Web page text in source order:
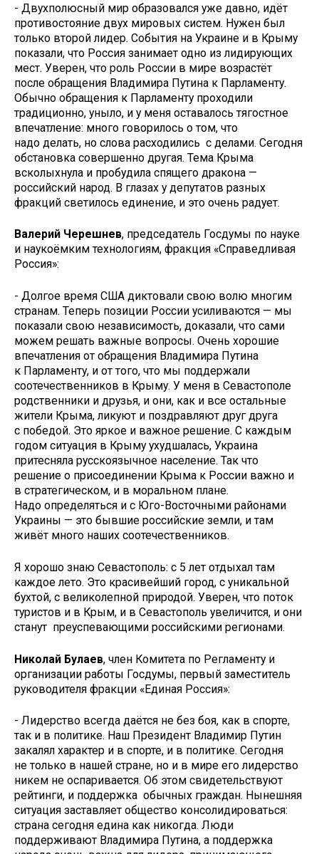
- Двухполюсный мир образовался уже давно, идёт
противостояние двух мировых систем. Нужен был
только второй лидер. События на Украине и в Крыму
показали, что Россия занимает одно из лидирующих
мест. Уверен, что роль России в мире возрастёт
после обращения Владимира Путина к Парламенту.
Обычно обращения к Парламенту проходили
традиционно, уныло, и у меня оставалось тягостное
впечатление: много говорилось о том, что
надо делать, но слова расходились с делами. Сегодня
обстановка совершенно другая. Тема Крыма
всколыхнула и пробудила спящего дракона —
российский народ. В глазах у депутатов разных
фракций светилось единение, и это очень радует.
Валерий Черешнев, председатель Госдумы по науке
и наукоёмким технологиям, фракция «Справедливая
Россия»:
- Долгое время США диктовали свою волю многим
странам. Теперь позиции России усиливаются — мы
показали свою независимость, доказали, что сами
можем решать важные вопросы. Очень хорошие
впечатления от обращения Владимира Путина
к Парламенту, и от того, что мы поддержали
соотечественников в Крыму. У меня в Севастополе
родственники и друзья, и они, как и все остальные
жители Крыма, ликуют и поздравляют друг друга
с победой. Это яркое и важное решение. С каждым
годом ситуация в Крыму ухудшалась, Украина
притесняла русскоязычное население. Так что
решение о присоединении Крыма к России важно и
в стратегическом, и в моральном плане.
Надо определяться и с Юго-Восточными районами
Украины — это бывшие российские земли, и там
живёт много наших соотечественников.
Я хорошо знаю Севастополь: с 5 лет отдыхал там
каждое лето. Это красивейший город, с уникальной
бухтой, с великолепной природой. Уверен, что поток
туристов и в Крым, и в Севастополь увеличится, и они
станут преуспевающими российскими регионами.
Николай Булаев, член Комитета по Регламенту и
организации работы Госдумы, первый заместитель
руководителя фракции «Единая Россия»:
- Лидерство всегда даётся не без боя, как в спорте,
так и в политике. Наш Президент Владимир Путин
закалял характер и в спорте, и в политике. Сегодня
не только в нашей стране, но и в мире его лидерство
никем не оспаривается. Об этом свидетельствуют
рейтинги, и поддержка обычных граждан. Нынешняя
ситуация заставляет общество консолидироваться:
страна сегодня едина как никогда. Люди
поддерживают Владимира Путина, а поддержка